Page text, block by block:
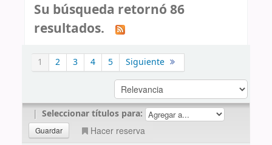
Su búsqueda retornó 86
resultados.
1 2 3 4 5 Siguiente
| Seleccionar títulos para:
Hacer reserva